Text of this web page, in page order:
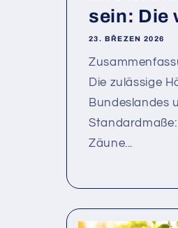
sein: Die
23. BŘEZEN 2026
Die zulässige
Bundeslandes
Zäune...